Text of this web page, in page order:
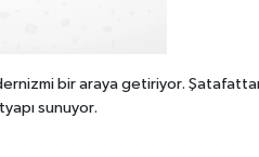
bir araya getiriyor.
sunuyor.